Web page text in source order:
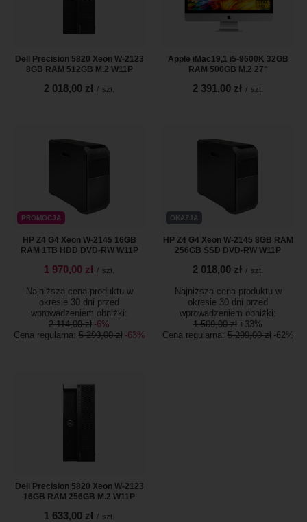
Dell Precision 5820 Xeon W-2123
8GB RAM 512GB M.2 W11P
2 018,00 zł / szt.
Apple iMac19,1 i5-9600K 32GB
RAM 500GB M.2 27"
2 391,00 zł / szt.
PROMOCJA
HP Z4 G4 Xeon W-2145 16GB
RAM 1TB HDD DVD-RW W11P
1 970,00 zł / szt.
Najniższa cena produktu w
okresie 30 dni przed
wprowadzeniem obniżki:
2 114,00 zł -6%
Cena regularna: 5 299,00 zł -63%
OKAZJA
HP Z4 G4 Xeon W-2145 8GB RAM
256GB SSD DVD-RW W11P
2 018,00 zł / szt.
Najniższa cena produktu w
okresie 30 dni przed
wprowadzeniem obniżki:
1 509,00 zł +33%
Cena regularna: 5 299,00 zł -62%
Dell Precision 5820 Xeon W-2123
16GB RAM 256GB M.2 W11P
1 633,00 zł / szt.